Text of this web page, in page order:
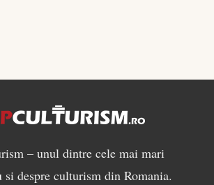
– unul dintre cele mai mari
despre culturism din Romania.